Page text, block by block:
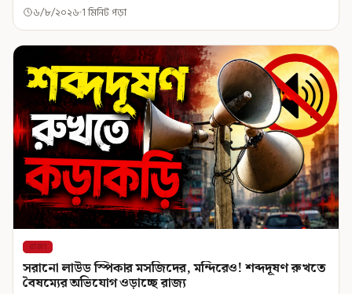
৬/৮/২০২৬ 1 মিনিট পড়া
রাজ্য
সরানো লাউড স্পিকার মসজিদের, মন্দিরেও! শব্দদূষণ রুখতে
বৈষম্যের অভিযোগ ওড়াচ্ছে রাজ্য